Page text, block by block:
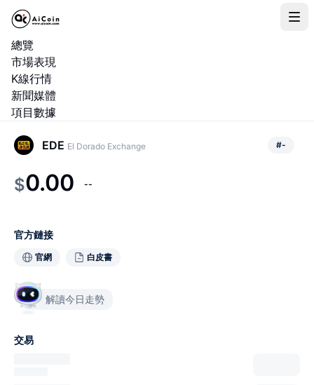
總覽
市場表現
K線行情
新聞媒體
項目數據
EDE El Dorado Exchange #-
$0.00 --
官方鏈接
官網 白皮書
解讀今日走勢
交易